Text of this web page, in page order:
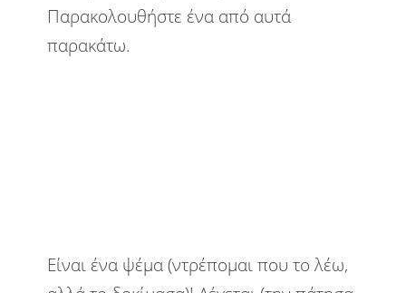
Παρακολουθήστε ένα από αυτά
παρακάτω.
Είναι ένα ψέμα (ντρέπομαι που το λέω,